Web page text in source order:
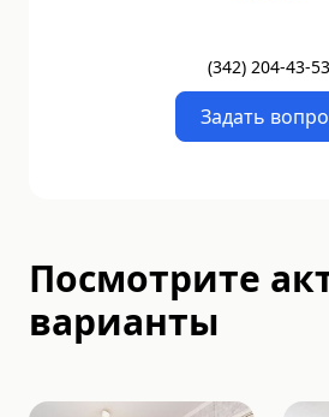
(342) 204-43-53
Задать
Посмотрите
варианты